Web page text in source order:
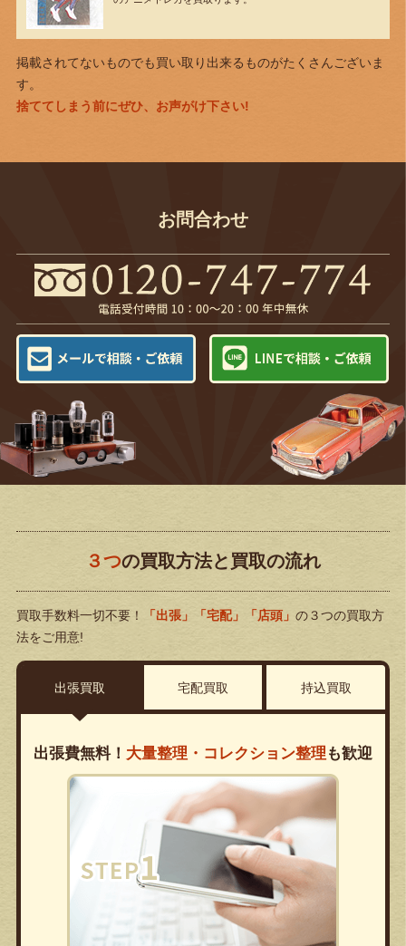
掲載されてないものでも買い取り出来るものがたくさんございま
す。
捨ててしまう前にぜひ、お声がけ下さい!
お問合わせ
３つの買取方法と買取の流れ
買取手数料一切不要！ 「出張」「宅配」「店頭」 の３つの買取方
法をご用意!
出張買取 宅配買取 持込買取
出張費無料！ 大量整理・コレクション整理 も歓迎